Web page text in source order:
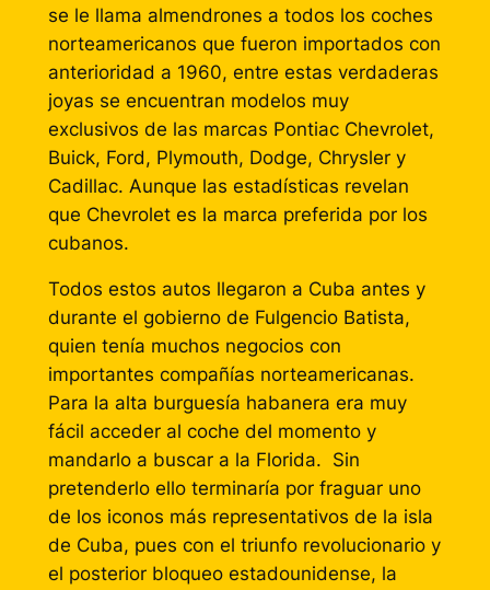
se le llama almendrones a todos los coches
norteamericanos que fueron importados con
anterioridad a 1960, entre estas verdaderas
joyas se encuentran modelos muy
exclusivos de las marcas Pontiac Chevrolet,
Buick, Ford, Plymouth, Dodge, Chrysler y
Cadillac. Aunque las estadísticas revelan
que Chevrolet es la marca preferida por los
cubanos.
Todos estos autos llegaron a Cuba antes y
durante el gobierno de Fulgencio Batista,
quien tenía muchos negocios con
importantes compañías norteamericanas.
Para la alta burguesía habanera era muy
fácil acceder al coche del momento y
mandarlo a buscar a la Florida. Sin
pretenderlo ello terminaría por fraguar uno
de los iconos más representativos de la isla
de Cuba, pues con el triunfo revolucionario y
el posterior bloqueo estadounidense, la